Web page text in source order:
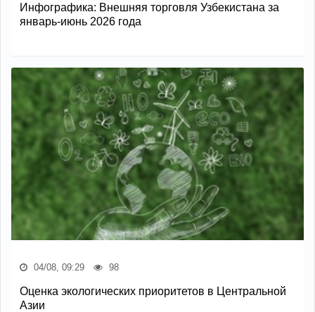
Инфографика: Внешняя торговля Узбекистана за
январь-июнь 2026 года
04/08, 09:29 98
Оценка экологических приоритетов в Центральной
Азии